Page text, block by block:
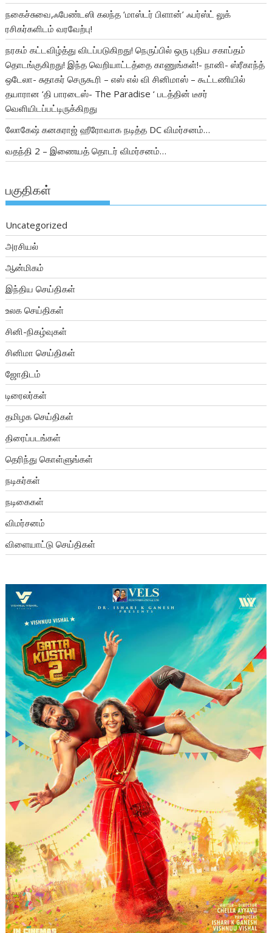
நகைச்சுவை,ஃபேண்டஸி கலந்த ‘மாஸ்டர் பிளான்’ ஃபர்ஸ்ட் லுக்
ரசிகர்களிடம் வரவேற்பு!
நரகம் கட்டவிழ்த்து விடப்படுகிறது! நெருப்பில் ஒரு புதிய சகாப்தம்
தொடங்குகிறது! இந்த வெறியாட்டத்தை காணுங்கள்!- நானி- ஸ்ரீகாந்த்
ஒடேலா- சுதாகர் செருகூரி – எஸ் எல் வி சினிமாஸ் – கூட்டணியில்
தயாரான ‘தி பாரடைஸ்- The Paradise ‘ படத்தின் டீசர்
வெளியிடப்பட்டிருக்கிறது
லோகேஷ் கனகராஜ் ஹீரோவாக நடித்த DC விமர்சனம்…
வதந்தி 2 – இணையத் தொடர் விமர்சனம்…
பகுதிகள்
Uncategorized
அரசியல்
ஆன்மிகம்
இந்திய செய்திகள்
உலக செய்திகள்
சினி-நிகழ்வுகள்
சினிமா செய்திகள்
ஜோதிடம்
டிரைலர்கள்
தமிழக செய்திகள்
திரைப்படங்கள்
தெரிந்து கொள்ளுங்கள்
நடிகர்கள்
நடிகைகள்
விமர்சனம்
விளையாட்டு செய்திகள்